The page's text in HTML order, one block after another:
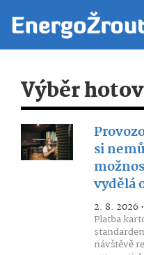
Výběr
si
vydělá
2. 8. 2026 •
Platba
návštěvě